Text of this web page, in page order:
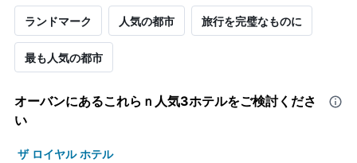
ランドマーク 人気の都市 旅行を完璧なものに
最も人気の都市
オーバン​にあるこれらｎ人気3ホテルをご検討くださ
い
ザ ロイヤル ホテル